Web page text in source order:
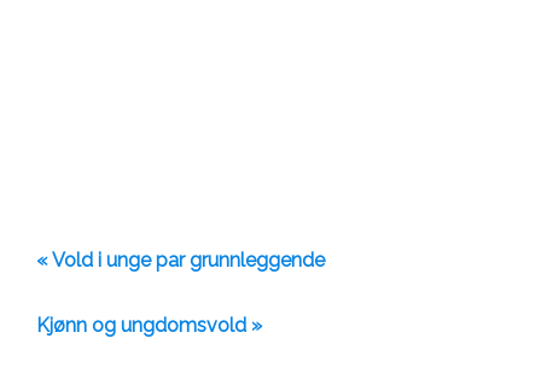
« Vold i unge par grunnleggende
Kjønn og ungdomsvold »